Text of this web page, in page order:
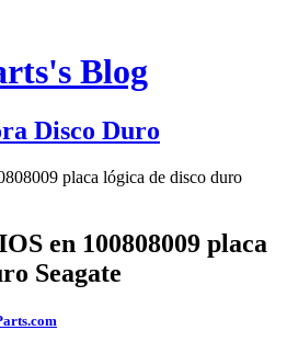
Blog
Disco Duro
placa lógica de disco duro
en 100808009 placa
Seagate